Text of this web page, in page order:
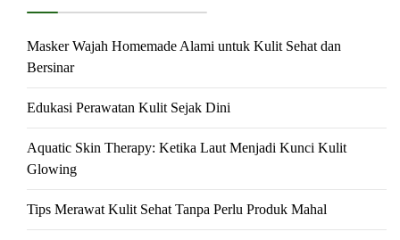
Masker Wajah Homemade Alami untuk Kulit Sehat dan
Bersinar
Edukasi Perawatan Kulit Sejak Dini
Aquatic Skin Therapy: Ketika Laut Menjadi Kunci Kulit
Glowing
Tips Merawat Kulit Sehat Tanpa Perlu Produk Mahal